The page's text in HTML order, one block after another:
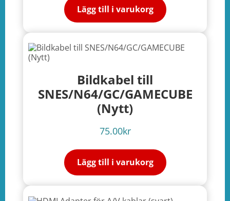
Lägg till i varukorg
Bildkabel till
SNES/N64/GC/GAMECUBE
(Nytt)
75.00kr
Lägg till i varukorg